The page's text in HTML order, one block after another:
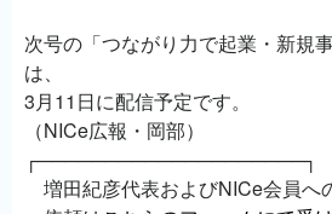
次号の「つながり力で起業・新規
は、
3月11日に配信予定です。
（NICe広報・岡部）
┌────────────────────┐
増田紀彦代表およびNICe会員へ